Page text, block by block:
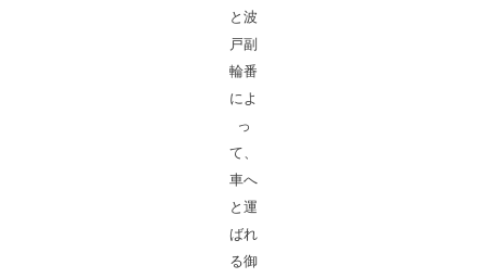
と波
戸副
輪番
によ
っ
て、
車へ
と運
ばれ
る御